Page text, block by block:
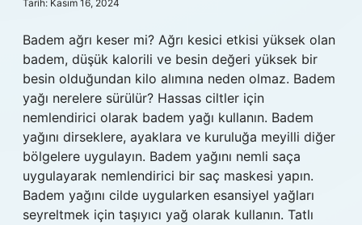
Tarih: Kasım 16, 2024
Badem ağrı keser mi? Ağrı kesici etkisi yüksek olan
badem, düşük kalorili ve besin değeri yüksek bir
besin olduğundan kilo alımına neden olmaz. Badem
yağı nerelere sürülür? Hassas ciltler için
nemlendirici olarak badem yağı kullanın. Badem
yağını dirseklere, ayaklara ve kuruluğa meyilli diğer
bölgelere uygulayın. Badem yağını nemli saça
uygulayarak nemlendirici bir saç maskesi yapın.
Badem yağını cilde uygularken esansiyel yağları
seyreltmek için taşıyıcı yağ olarak kullanın. Tatlı